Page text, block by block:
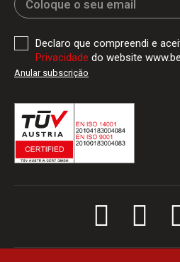
Declaro que compreendi e
Privacidade do website
Anular subscriçăo